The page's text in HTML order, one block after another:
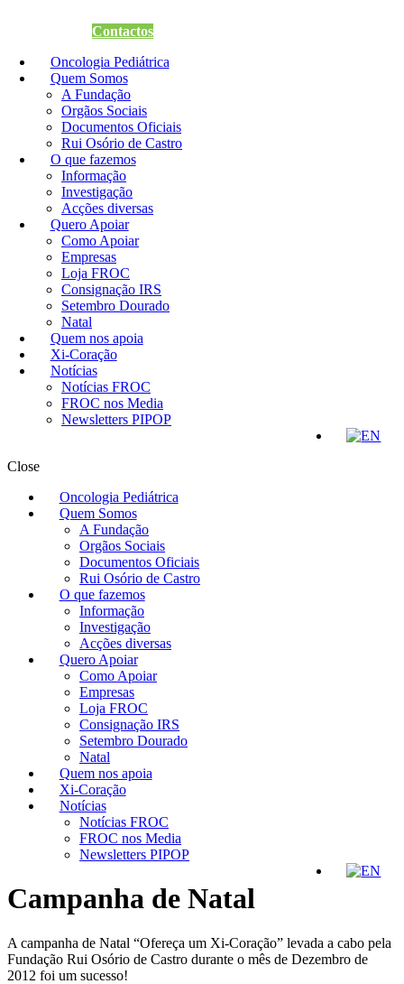
Contactos
Oncologia Pediátrica
Quem Somos
A Fundação
Orgãos Sociais
Documentos Oficiais
Rui Osório de Castro
O que fazemos
Informação
Investigação
Acções diversas
Quero Apoiar
Como Apoiar
Empresas
Loja FROC
Consignação IRS
Setembro Dourado
Natal
Quem nos apoia
Xi-Coração
Notícias
Notícias FROC
FROC nos Media
Newsletters PIPOP
Close
Oncologia Pediátrica
Quem Somos
A Fundação
Orgãos Sociais
Documentos Oficiais
Rui Osório de Castro
O que fazemos
Informação
Investigação
Acções diversas
Quero Apoiar
Como Apoiar
Empresas
Loja FROC
Consignação IRS
Setembro Dourado
Natal
Quem nos apoia
Xi-Coração
Notícias
Notícias FROC
FROC nos Media
Newsletters PIPOP
Campanha de Natal
A campanha de Natal “Ofereça um Xi-Coração” levada a cabo pela
Fundação Rui Osório de Castro durante o mês de Dezembro de
2012 foi um sucesso!